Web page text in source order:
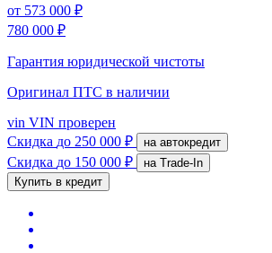
от 573 000 ₽
780 000 ₽
Гарантия юридической чистоты
Оригинал ПТС в наличии
vin VIN проверен
Скидка до 250 000 ₽ на автокредит
Скидка до 150 000 ₽
на Trade-In
Купить в кредит